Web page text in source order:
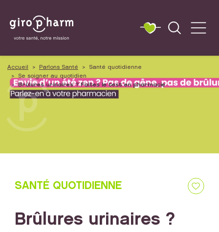
Accueil Parlons Santé
Santé quotidienne
Se soigner au quotidien
Brûlures urinaires ? Faites le test en pharmacie
SANTÉ QUOTIDIENNE
Brûlures urinaires ?